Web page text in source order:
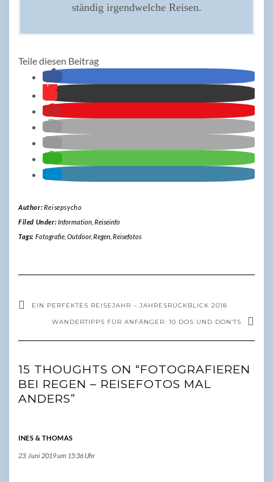
ständig irgendwelche Reisen.
Teile diesen Beitrag
Author:Reisepsycho
Filed Under:Information, Reiseinfo
Tags: Fotografie, Outdoor, Regen, Reisefotos
EIN PERFEKTES REISEJAHR – JAHRESRÜCKBLICK 2018
WANDERTIPPS FÜR ANFÄNGER: 10 DOS UND DON’TS
15 THOUGHTS ON “FOTOGRAFIEREN
BEI REGEN – REISEFOTOS MAL
ANDERS”
INES & THOMAS
23. Juni 2019 um 15:36 Uhr